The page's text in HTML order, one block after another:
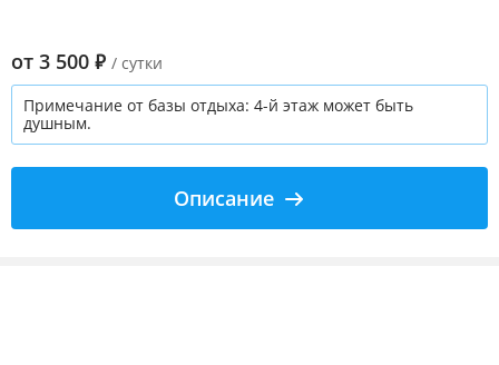
от 3 500 ₽ / сутки
Примечание от базы отдыха: 4-й этаж может быть
душным.
Описание